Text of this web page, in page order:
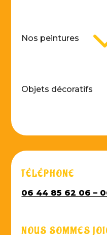
Nos peintures
Objets décoratifs
TÉLÉPHONE
06 44 85 62 06 –
NOUS SOMMES